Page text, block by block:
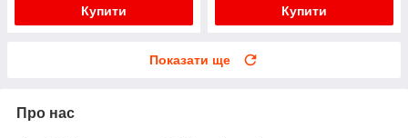
Купити Купити
Показати ще
Про нас